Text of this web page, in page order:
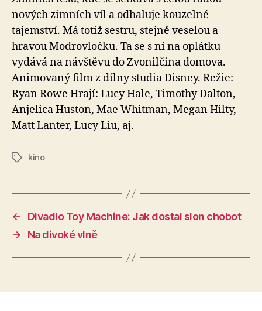
nových zimních víl a odhaluje kouzelné
tajemství. Má totiž sestru, stejně veselou a
hravou Modrovločku. Ta se s ní na oplátku
vydává na návštěvu do Zvonilčina domova.
Animovaný film z dílny studia Disney. Režie:
Ryan Rowe Hrají: Lucy Hale, Timothy Dalton,
Anjelica Huston, Mae Whitman, Megan Hilty,
Matt Lanter, Lucy Liu, aj.
Štítkykino
←
Divadlo Toy Machine: Jak dostal slon chobot
→
Na divoké vlně